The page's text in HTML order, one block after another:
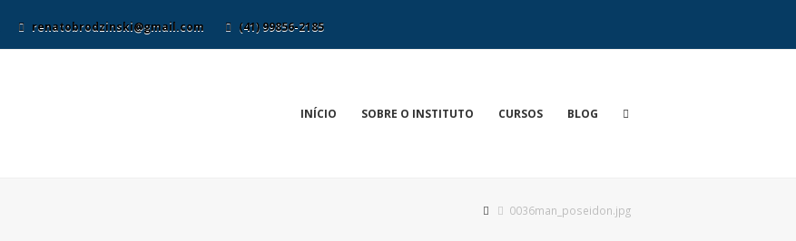
renatobrodzinski@gmail.com (41) 99856-2185
INÍCIO SOBRE O INSTITUTO CURSOS BLOG
0036man_poseidon.jpg